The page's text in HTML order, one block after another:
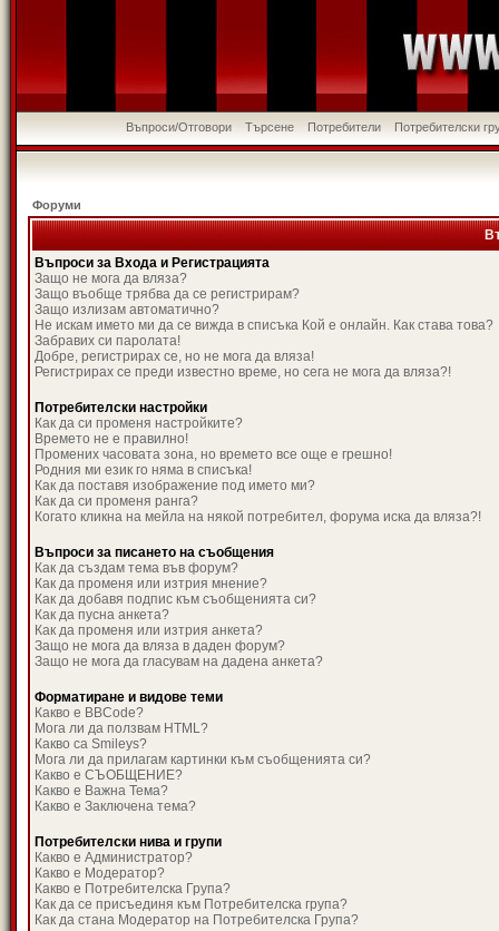
Въпроси/Отговори Търсене Потребители Потребителски
Форуми
Въпроси за Входа и Регистрацията
Защо не мога да вляза?
Защо въобще трябва да се регистрирам?
Защо излизам автоматично?
Не искам името ми да се вижда в списъка Кой е онлайн. Как става това?
Забравих си паролата!
Добре, регистрирах се, но не мога да вляза!
Регистрирах се преди известно време, но сега не мога да вляза?!
Потребителски настройки
Как да си променя настройките?
Времето не е правилно!
Промених часовата зона, но времето все още е грешно!
Родния ми език го няма в списъка!
Как да поставя изображение под името ми?
Как да си променя ранга?
Когато кликна на мейла на някой потребител, форума иска да вляза?!
Въпроси за писането на съобщения
Как да създам тема във форум?
Как да променя или изтрия мнение?
Как да добавя подпис към съобщенията си?
Как да пусна анкета?
Как да променя или изтрия анкета?
Защо не мога да вляза в даден форум?
Защо не мога да гласувам на дадена анкета?
Форматиране и видове теми
Какво е BBCode?
Мога ли да ползвам HTML?
Какво са Smileys?
Мога ли да прилагам картинки към съобщенията си?
Какво е СЪОБЩЕНИЕ?
Какво е Важна Тема?
Какво е Заключена тема?
Потребителски нива и групи
Какво е Администратор?
Какво е Модератор?
Какво е Потребителска Група?
Как да се присъединя към Потребителска група?
Как да стана Модератор на Потребителска Група?